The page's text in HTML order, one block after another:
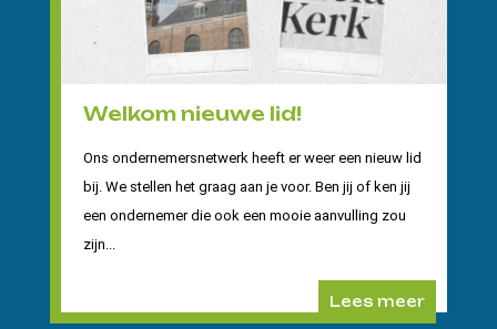
Welkom nieuwe lid!
Ons ondernemersnetwerk heeft er weer een nieuw lid
bij. We stellen het graag aan je voor. Ben jij of ken jij
een ondernemer die ook een mooie aanvulling zou
zijn...
Lees meer